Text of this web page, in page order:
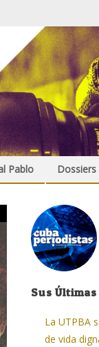
Pablo
Sus
La UTPBA
de vida